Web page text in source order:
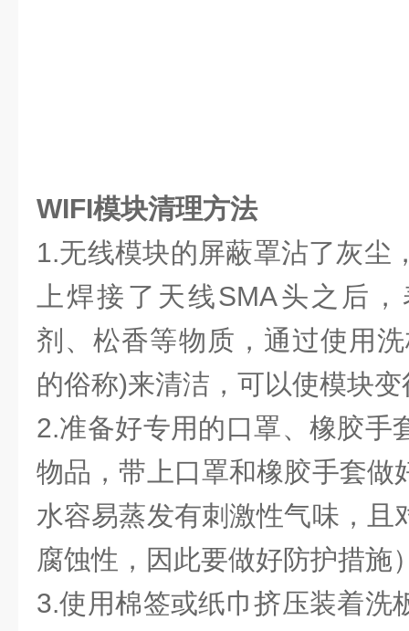
WIFI模块清理方法
1.无线模块的屏蔽罩沾了灰尘
上焊接了天线SMA头之后
剂、松香等物质，通过使用
的俗称)来清洁，可以使模块
2.准备好专用的口罩、橡胶手
物品，带上口罩和橡胶手套做
水容易蒸发有刺激性气味，且
腐蚀性，因此要做好防护措施
3.使用棉签或纸巾挤压装着洗